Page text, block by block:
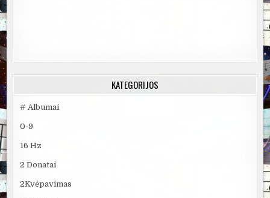
KATEGORIJOS
# Albumai
0-9
16 Hz
2 Donatai
2Kvėpavimas